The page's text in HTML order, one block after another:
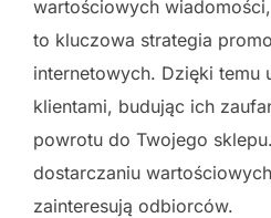
wartościowych
to kluczowa strategia
internetowych. Dzięki temu
klientami, budując ich
powrotu do Twojego
dostarczaniu
zainteresują odbiorców.